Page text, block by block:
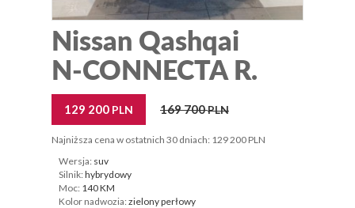
Nissan Qashqai
N-CONNECTA R.
129 200 PLN 169 700PLN
Najniższa cena w ostatnich 30 dniach: 129 200 PLN
Wersja: suv
Silnik: hybrydowy
Moc: 140 KM
Kolor nadwozia: zielony perłowy